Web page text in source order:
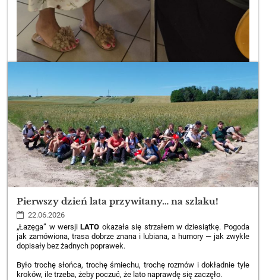
Pierwszy dzień lata przywitany… na szlaku!
22.06.2026
„Łazęga” w wersjiLATO okazała się strzałem w dziesiątkę. Pogoda
jak zamówiona, trasa dobrze znana i lubiana, a humory — jak zwykle
dopisały bez żadnych poprawek.
Było trochę słońca, trochę śmiechu, trochę rozmów i dokładnie tyle
kroków, ile trzeba, żeby poczuć, że lato naprawdę się zaczęło.